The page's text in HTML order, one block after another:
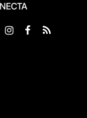
Instagram
Facebook
RSS